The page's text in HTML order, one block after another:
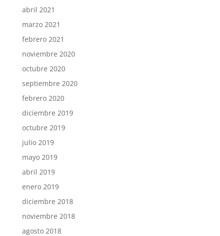
abril 2021
marzo 2021
febrero 2021
noviembre 2020
octubre 2020
septiembre 2020
febrero 2020
diciembre 2019
octubre 2019
julio 2019
mayo 2019
abril 2019
enero 2019
diciembre 2018
noviembre 2018
agosto 2018